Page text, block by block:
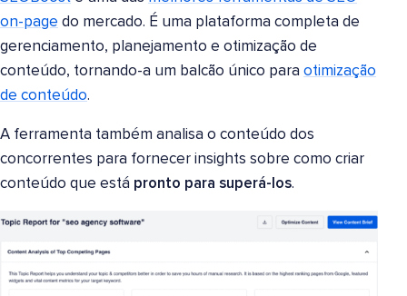
on-page do mercado. É uma plataforma completa de
gerenciamento, planejamento e otimização de
conteúdo, tornando-a um balcão único para otimização
de conteúdo.
A ferramenta também analisa o conteúdo dos
concorrentes para fornecer insights sobre como criar
conteúdo que está pronto para superá-los.